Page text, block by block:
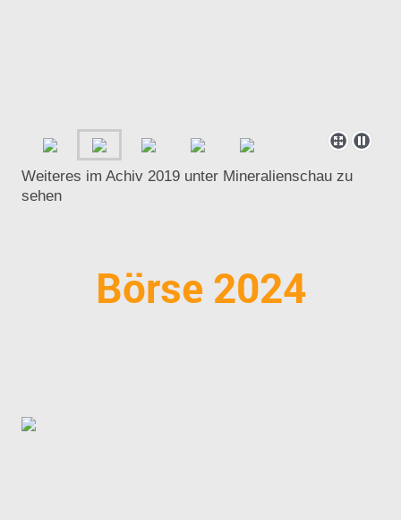
Weiteres im Achiv 2019 unter Mineralienschau zu
sehen
Börse 2024